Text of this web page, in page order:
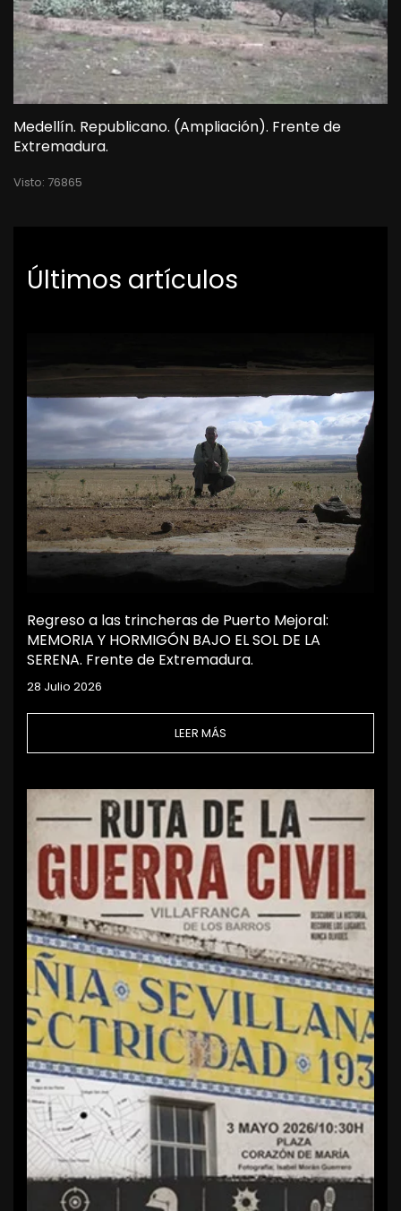
Medellín. Republicano. (Ampliación). Frente de
Extremadura.
Visto: 76865
Últimos artículos
Regreso a las trincheras de Puerto Mejoral:
MEMORIA Y HORMIGÓN BAJO EL SOL DE LA
SERENA. Frente de Extremadura.
28 Julio 2026
LEER MÁS